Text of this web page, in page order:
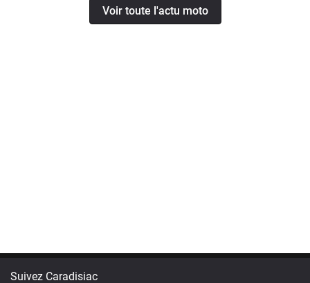
Voir toute l'actu moto
Suivez Caradisiac